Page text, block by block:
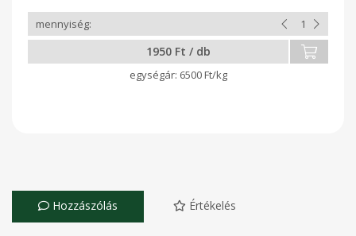
1950 Ft / db
6500 Ft/kg
Hozzászólás Értékelés